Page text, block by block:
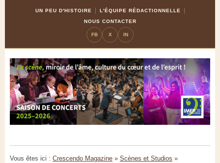
UN PEU D'HISTOIRE
L'ÉQUIPE RÉDACTIONNELLE
NOUS CONTACTER
FB X IN
Vous êtes ici : Crescendo Magazine » Scènes et Studios »